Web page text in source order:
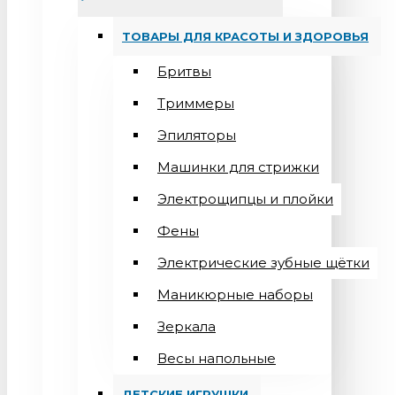
ТОВАРЫ ДЛЯ КРАСОТЫ И ЗДОРОВЬЯ
Бритвы
Триммеры
Эпиляторы
Машинки для стрижки
Электрощипцы и плойки
Фены
Электрические зубные щётки
Маникюрные наборы
Зеркала
Весы напольные